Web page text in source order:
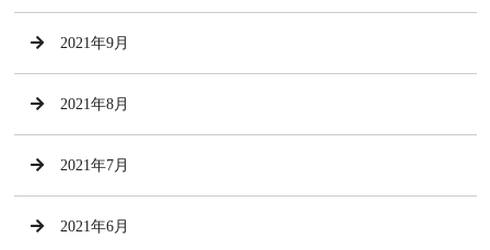
2021年9月
2021年8月
2021年7月
2021年6月